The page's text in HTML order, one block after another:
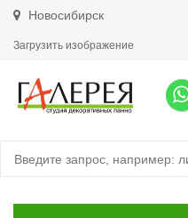
Новосибирск
Загрузить изображение